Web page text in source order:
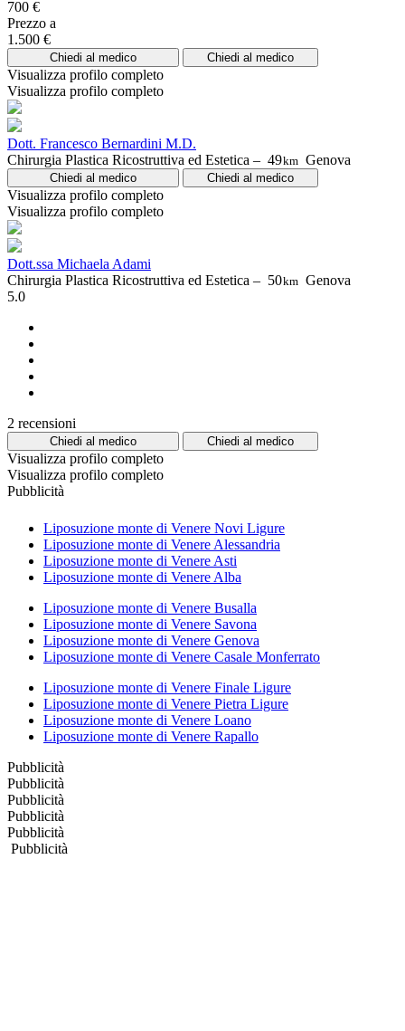
700 €
Prezzo a
1.500 €
Chiedi al medico Chiedi al medico
Visualizza profilo completo
Visualizza profilo completo
Dott. Francesco Bernardini M.D.
Chirurgia Plastica Ricostruttiva ed Estetica – 49km Genova
Chiedi al medico Chiedi al medico
Visualizza profilo completo
Visualizza profilo completo
Dott.ssa Michaela Adami
Chirurgia Plastica Ricostruttiva ed Estetica – 50km Genova
5.0
2 recensioni
Chiedi al medico Chiedi al medico
Visualizza profilo completo
Visualizza profilo completo
Pubblicità
Liposuzione monte di Venere Novi Ligure
Liposuzione monte di Venere Alessandria
Liposuzione monte di Venere Asti
Liposuzione monte di Venere Alba
Liposuzione monte di Venere Busalla
Liposuzione monte di Venere Savona
Liposuzione monte di Venere Genova
Liposuzione monte di Venere Casale Monferrato
Liposuzione monte di Venere Finale Ligure
Liposuzione monte di Venere Pietra Ligure
Liposuzione monte di Venere Loano
Liposuzione monte di Venere Rapallo
Pubblicità
Pubblicità
Pubblicità
Pubblicità
Pubblicità
Pubblicità